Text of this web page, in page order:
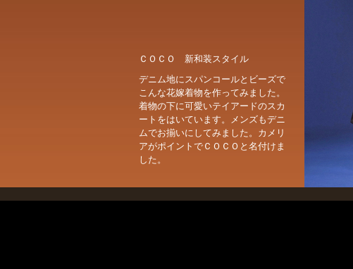
ＣＯＣＯ 新和装スタイル
デニム地にスパンコールとビーズで
こんな花嫁着物を作ってみました。
着物の下に可愛いテイアードのスカ
ートをはいています。メンズもデニ
ムでお揃いにしてみました。カメリ
アがポイントでＣＯＣＯと名付けま
した。